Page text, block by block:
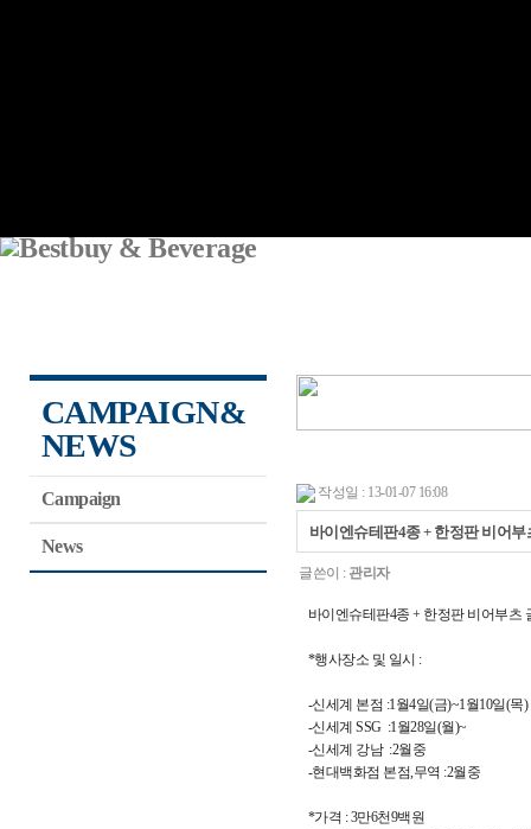
CAMPAIGN&
NEWS
Campaign
News
작성일 : 13-01-07 16:08
바이엔슈테판4종 + 한정판 비어부
글쓴이 : 관리자
바이엔슈테판4종 + 한정판 비어부츠
*행사장소 및 일시 :
-신세계 본점 :1월4일(금)~1월10일(목)
-신세계 SSG :1월28일(월)~
-신세계 강남 :2월중
-현대백화점 본점,무역 :2월중
*가격 : 3만6천9백원